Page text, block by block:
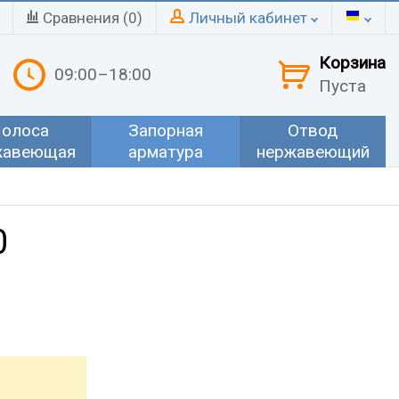
Сравнения (0) Личный кабинет
09:00–18:00
Корзина
Пуста
Запорная
арматура
Отвод
нержавеющий